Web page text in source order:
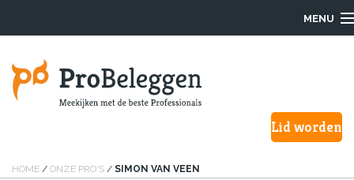
MENU
Hoe werkt het?
Lid worden
HOME / ONZE PRO'S / SIMON VAN VEEN